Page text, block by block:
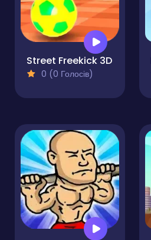
Street Freekick 3D
0 (0 Голосів)